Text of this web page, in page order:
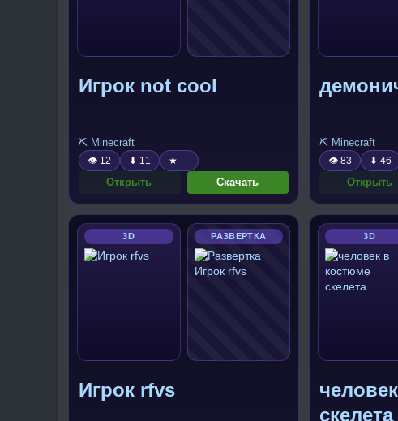
Игрок not cool
⛏️ Minecraft
👁 12 ⬇ 11 ★ —
Открыть Скачать
⛏️ Minecraft
👁 83 ⬇ 46
Открыть
3D РАЗВЕРТКА
Игрок rfvs
3D
скелета